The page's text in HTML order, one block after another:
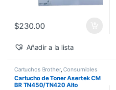
$230.00
Añadir a la lista
Cartuchos Brother,Consumibles
para Impresoras Descuentos del
MES,Toner Asertek
Cartucho de Toner Asertek CM
BR TN450/TN420 Alto